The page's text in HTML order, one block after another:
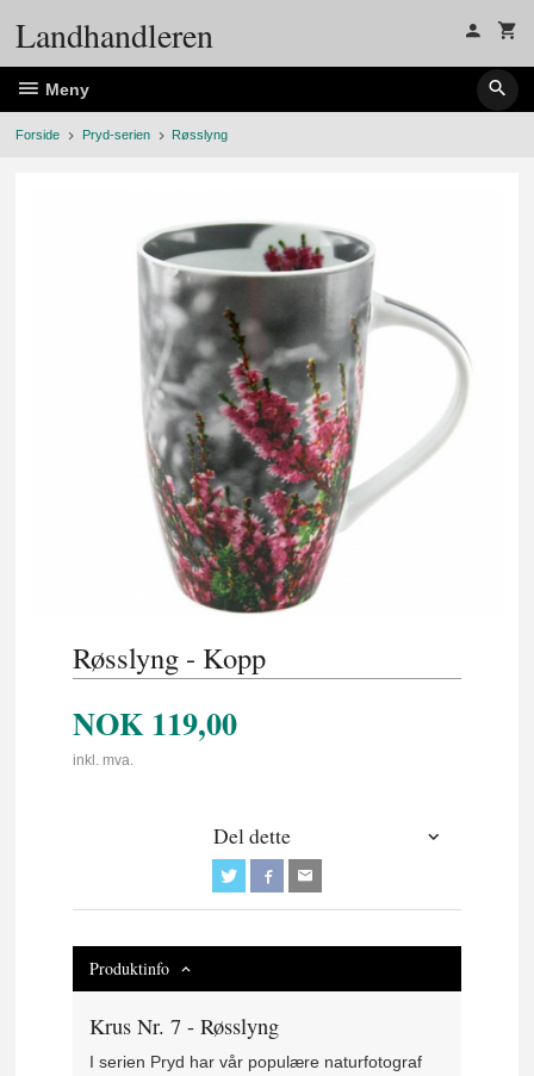
Landhandleren
Meny
Forside Pryd-serien Røsslyng
Røsslyng - Kopp
NOK 119,00
inkl. mva.
Del dette
Produktinfo
Krus Nr. 7 - Røsslyng
I serien Pryd har vår populære naturfotograf